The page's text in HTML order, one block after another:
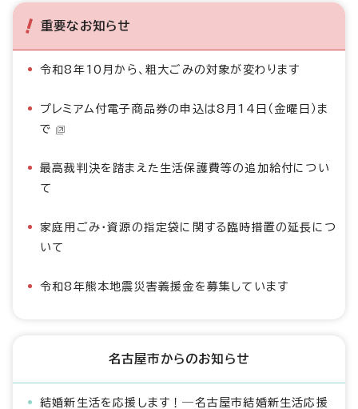
重要なお知らせ
令和8年10月から、粗大ごみの対象が変わります
プレミアム付電子商品券の申込は8月14日（金曜日）ま
で
最高裁判決を踏まえた生活保護費等の追加給付につい
て
家庭用ごみ・資源の指定袋に関する臨時措置の延長につ
いて
令和8年熊本地震災害義援金を募集しています
名古屋市からのお知らせ
結婚新生活を応援します！―名古屋市結婚新生活応援